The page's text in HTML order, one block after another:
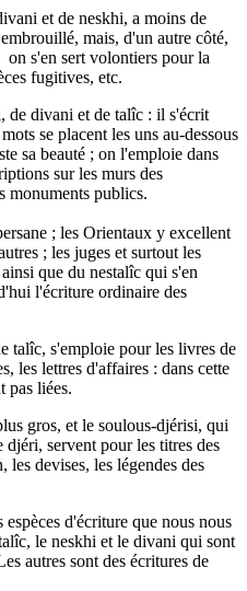
et de neskhi, a moins de
mais, d'un autre côté,
s'en sert volontiers pour la
fugitives, etc.
de divani et de talîc : il s'écrit
se placent les uns au-dessous
sa beauté ; on l'emploie dans
sur les murs des
monuments publics.
; les Orientaux y excellent
; les juges et surtout les
que du nestalîc qui s'en
l'écriture ordinaire des
talîc, s'emploie pour les livres de
les lettres d'affaires : dans cette
pas liées.
gros, et le soulous-djérisi, qui
servent pour les titres des
les devises, les légendes des
d'écriture que nous nous
le neskhi et le divani qui sont
autres sont des écritures de